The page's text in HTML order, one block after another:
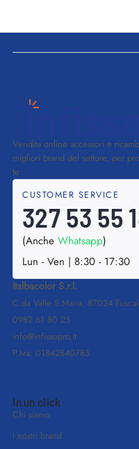
Vendita online accessori e
migliori brand del settore, per
te
CUSTOMER SERVICE
327 53 55
(AncheWhatsapp)
Lun - Ven | 8:30 - 17:30
Italbacolor S.r.l.
C.da Valle S.Maria, 87024
0982 61 80 25
info@infissopro.it
P.Iva: 01842840785
In un click
Chi siamo
I nostri brand